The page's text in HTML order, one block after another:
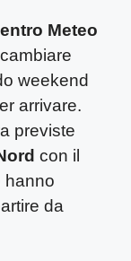
Meteo
weekend
arrivare.
previste
con il
hanno
da